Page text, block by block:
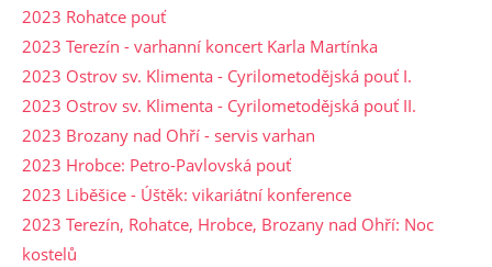
2023 Rohatce pouť
2023 Terezín - varhanní koncert Karla Martínka
2023 Ostrov sv. Klimenta - Cyrilometodějská pouť I.
2023 Ostrov sv. Klimenta - Cyrilometodějská pouť II.
2023 Brozany nad Ohří - servis varhan
2023 Hrobce: Petro-Pavlovská pouť
2023 Liběšice - Úštěk: vikariátní konference
2023 Terezín, Rohatce, Hrobce, Brozany nad Ohří: Noc
kostelů